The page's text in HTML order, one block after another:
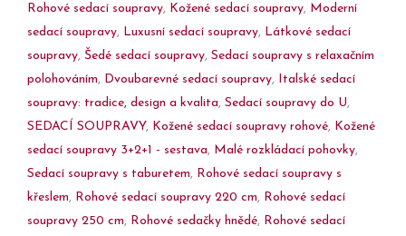
Rohové sedací soupravy, Kožené sedací soupravy, Moderní
sedací soupravy, Luxusní sedací soupravy, Látkové sedací
soupravy, Šedé sedací soupravy, Sedací soupravy s relaxačním
polohováním, Dvoubarevné sedací soupravy,
Italské sedací
soupravy: tradice, design a kvalita, Sedací soupravy do U,
SEDACÍ SOUPRAVY, Kožené sedací soupravy rohové, Kožené
sedací soupravy 3+2+1 - sestava, Malé rozkládací pohovky,
Sedací soupravy s taburetem, Rohové sedací soupravy s
křeslem, Rohové sedací soupravy 220 cm, Rohové sedací
soupravy 250 cm, Rohové sedačky hnědé, Rohové sedací